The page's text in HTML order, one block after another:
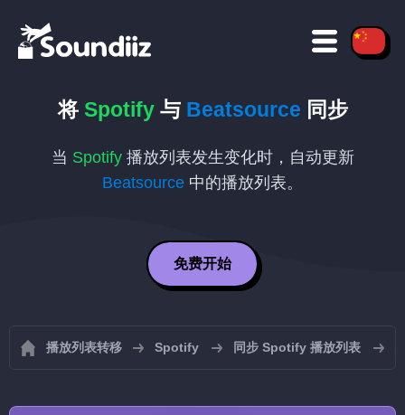
将 Spotify与 Beatsource 同步
当 Spotify播放列表发生变化时，自动更新
Beatsource 中的播放列表。
免费开始
播放列表转移 Spotify 同步 Spotify 播放列表